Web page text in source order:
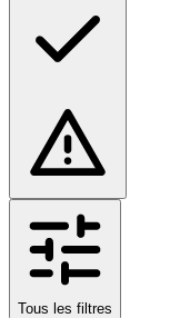
Tous les filtres